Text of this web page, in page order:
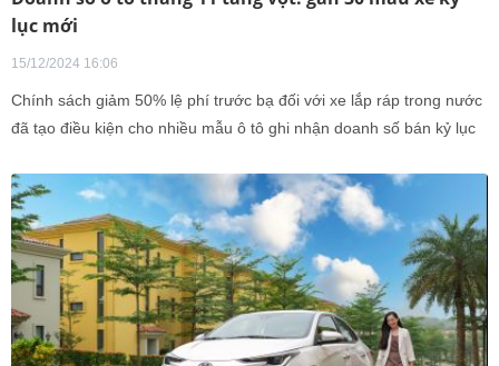
lục mới
15/12/2024 16:06
Chính sách giảm 50% lệ phí trước bạ đối với xe lắp ráp trong nước
đã tạo điều kiện cho nhiều mẫu ô tô ghi nhận doanh số bán kỷ lục